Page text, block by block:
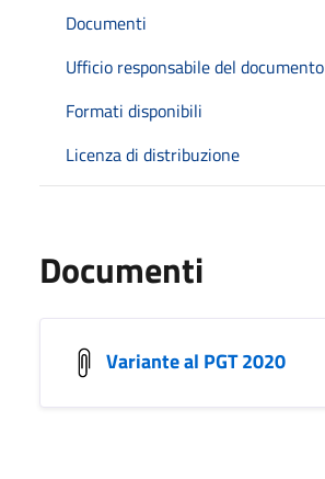
Documenti
Ufficio responsabile del documento
Formati disponibili
Licenza di distribuzione
Documenti
Variante al PGT 2020